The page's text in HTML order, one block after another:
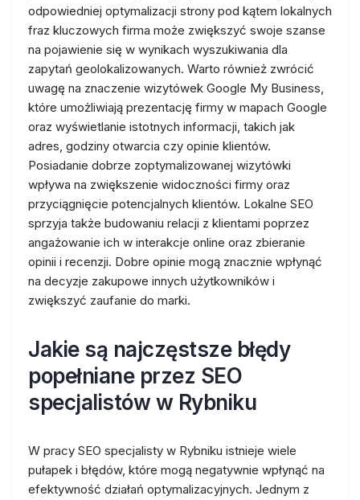
odpowiedniej optymalizacji strony pod kątem lokalnych
fraz kluczowych firma może zwiększyć swoje szanse
na pojawienie się w wynikach wyszukiwania dla
zapytań geolokalizowanych. Warto również zwrócić
uwagę na znaczenie wizytówek Google My Business,
które umożliwiają prezentację firmy w mapach Google
oraz wyświetlanie istotnych informacji, takich jak
adres, godziny otwarcia czy opinie klientów.
Posiadanie dobrze zoptymalizowanej wizytówki
wpływa na zwiększenie widoczności firmy oraz
przyciągnięcie potencjalnych klientów. Lokalne SEO
sprzyja także budowaniu relacji z klientami poprzez
angażowanie ich w interakcje online oraz zbieranie
opinii i recenzji. Dobre opinie mogą znacznie wpłynąć
na decyzje zakupowe innych użytkowników i
zwiększyć zaufanie do marki.
Jakie są najczęstsze błędy
popełniane przez SEO
specjalistów w Rybniku
W pracy SEO specjalisty w Rybniku istnieje wiele
pułapek i błędów, które mogą negatywnie wpłynąć na
efektywność działań optymalizacyjnych. Jednym z